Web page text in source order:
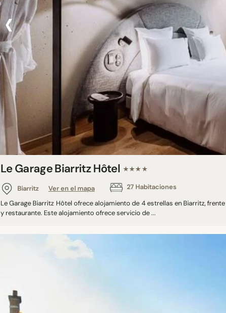
‹
Le Garage Biarritz Hôtel ★★★★
Biarritz Ver en el mapa 27 Habitaciones
Le Garage Biarritz Hôtel ofrece alojamiento de 4 estrellas en Biarritz,
y restaurante. Este alojamiento ofrece servicio de ...